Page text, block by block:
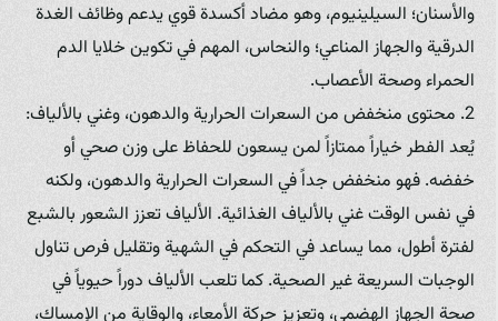
والأسنان؛ السيلينيوم، وهو مضاد أكسدة قوي يدعم وظائف الغدة
الدرقية والجهاز المناعي؛ والنحاس، المهم في تكوين خلايا الدم
الحمراء وصحة الأعصاب.
2. محتوى منخفض من السعرات الحرارية والدهون، وغني بالألياف:
يُعد الفطر خياراً ممتازاً لمن يسعون للحفاظ على وزن صحي أو
خفضه. فهو منخفض جداً في السعرات الحرارية والدهون، ولكنه
في نفس الوقت غني بالألياف الغذائية. الألياف تعزز الشعور بالشبع
لفترة أطول، مما يساعد في التحكم في الشهية وتقليل فرص تناول
الوجبات السريعة غير الصحية. كما تلعب الألياف دوراً حيوياً في
صحة الجهاز الهضمي، وتعزيز حركة الأمعاء، والوقاية من الإمساك،